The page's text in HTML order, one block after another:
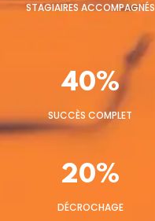
STAGIAIRES ACCOMPAGNÉS
40%
SUCCÈS COMPLET
20%
DÉCROCHAGE